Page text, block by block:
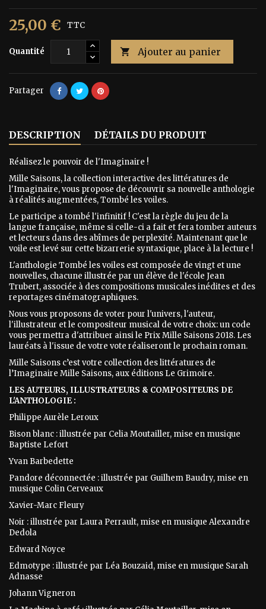
25,00 € TTC
Quantité  Ajouter au panier
Partager
DESCRIPTION DÉTAILS DU PRODUIT
Réalisez le pouvoir de l'Imaginaire !
Mille Saisons, la collection interactive des littératures de
l'Imaginaire, vous propose de découvrir sa nouvelle anthologie
à réalités augmentées, Tombé les voiles.
Le participe a tombé l'infinitif ! C'est la règle du jeu de la
langue française, même si celle-ci a fait et fera tomber auteurs
et lecteurs dans des abîmes de perplexité. Maintenant que le
voile est levé sur cette bizarrerie syntaxique, place à la lecture !
L'anthologie Tombé les voiles est composée de vingt et une
nouvelles, chacune illustrée par un élève de l'école Jean
Trubert, associée à des compositions musicales inédites et des
reportages cinématographiques.
Nous vous proposons de voter pour l'univers, l'auteur,
l'illustrateur et le compositeur musical de votre choix: un code
vous permettra d'attribuer ainsi le Prix Mille Saisons 2018. Les
lauréats à l'issue de votre vote réaliseront le prochain roman.
Mille Saisons c’est votre collection des littératures de
l’Imaginaire Mille Saisons, aux éditions Le Grimoire.
LES AUTEURS, ILLUSTRATEURS & COMPOSITEURS DE
L'ANTHOLOGIE :
Philippe Aurèle Leroux
Bison blanc : illustrée par Celia Moutailler, mise en musique
Baptiste Lefort
Yvan Barbedette
Pandore déconnectée : illustrée par Guilhem Baudry, mise en
musique Colin Cerveaux
Xavier-Marc Fleury
Noir : illustrée par Laura Perrault, mise en musique Alexandre
Dedola
Edward Noyce
Edmotype : illustrée par Léa Bouzaid, mise en musique Sarah
Adnasse
Johann Vigneron